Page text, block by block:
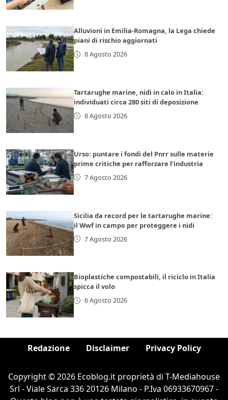
Alluvioni in Emilia-Romagna, la Lega chiede
piani di rischio aggiornati
8 Agosto 2026
Tartarughe marine, nidi in calo in Italia:
individuati circa 280 siti di deposizione
8 Agosto 2026
Urso: puntare i fondi del Pnrr sulle materie
prime critiche per rafforzare l’industria
7 Agosto 2026
Sicilia da record per le tartarughe marine:
il Wwf in campo per proteggere i nidi
7 Agosto 2026
Bioplastiche compostabili, il riciclo in Italia
spicca il volo
6 Agosto 2026
Redazione Disclaimer Privacy Policy
Copyright © 2026 Ecoblog.it proprietà di T-Mediahouse
Srl - Viale Sarca 336 20126 Milano - P.Iva 06933670967 -